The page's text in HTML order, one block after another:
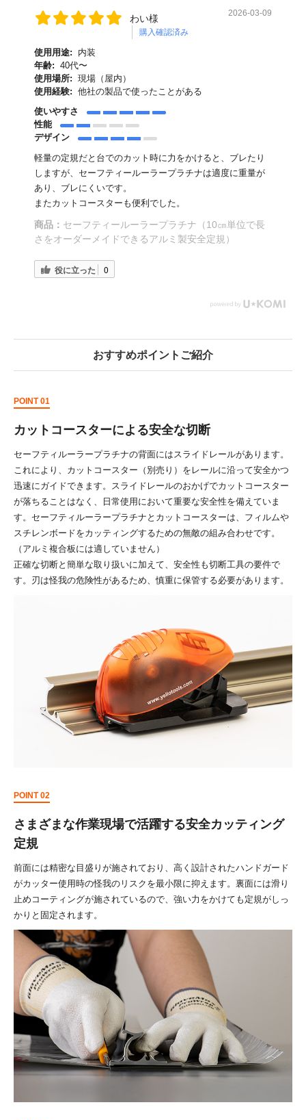
わい様
購入確認済み
2026-03-09
使用用途:
内装
年齢: 40代〜
使用場所: 現場（屋内）
使用経験: 他社の製品で使ったことがある
使いやすさ
性能
デザイン
軽量の定規だと台でのカット時に力をかけると、ブレたり
しますが、セーフティールーラープラチナは適度に重量が
あり、ブレにくいです。
またカットコースターも便利でした。
商品： セーフティールーラープラチナ（10㎝単位で長
さをオーダーメイドできるアルミ製安全定規）
役に立った 0
おすすめポイントご紹介
POINT 01
カットコースターによる安全な切断
セーフティルーラープラチナの背面にはスライドレールがあります。
これにより、カットコースター（別売り）をレールに沿って安全かつ
迅速にガイドできます。スライドレールのおかげでカットコースター
が落ちることはなく、日常使用において重要な安全性を備えていま
す。セーフティルーラープラチナとカットコースターは、フィルムや
スチレンボードをカッティングするための無敵の組み合わせです。
（アルミ複合板には適していません）
正確な切断と簡単な取り扱いに加えて、安全性も切断工具の要件で
す。刃は怪我の危険性があるため、慎重に保管する必要があります。
POINT 02
さまざまな作業現場で活躍する安全カッティング
定規
前面には精密な目盛りが施されており、高く設計されたハンドガード
がカッター使用時の怪我のリスクを最小限に抑えます。裏面には滑り
止めコーティングが施されているので、強い力をかけても定規がしっ
かりと固定されます。